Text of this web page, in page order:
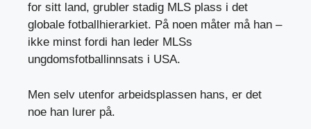
for sitt land, grubler stadig MLS plass i det
globale fotballhierarkiet. På noen måter må han –
ikke minst fordi han leder MLSs
ungdomsfotballinnsats i USA.
Men selv utenfor arbeidsplassen hans, er det
noe han lurer på.